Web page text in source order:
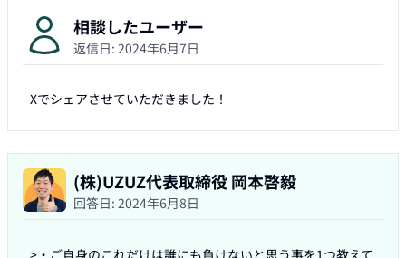
相談したユーザー
返信日: 2024年6月7日
Xでシェアさせていただきました！
(株)UZUZ代表取締役 岡本啓毅
回答日: 2024年6月8日